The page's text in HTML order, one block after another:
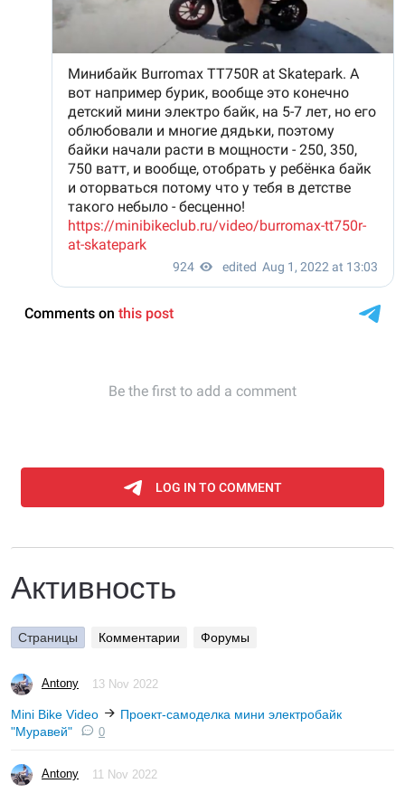
Активность
Страницы Комментарии Форумы
Antony 13 Nov 2022
Mini Bike Video
Проект-самоделка мини электробайк
"Муравей"
0
Antony 11 Nov 2022